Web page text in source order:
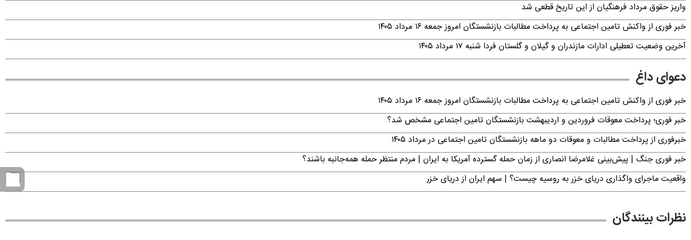
واریز حقوق مرداد فرهنگیان از این تاریخ قطعی شد
خبر فوری از واکنش تامین اجتماعی به پرداخت مطالبات بازنشستگان امروز جمعه ۱۶ مرداد ۱۴۰۵
آخرین وضعیت تعطیلی ادارات مازندران و گیلان و گلستان فردا شنبه ۱۷ مرداد ۱۴۰۵
دعوای داغ
خبر فوری از واکنش تامین اجتماعی به پرداخت مطالبات بازنشستگان امروز جمعه ۱۶ مرداد ۱۴۰۵
خبر فوری؛ پرداخت معوقات فروردین و اردیبهشت بازنشستگان تامین اجتماعی مشخص شد؟
خبرفوری از پرداخت مطالبات و معوقات دو ماهه بازنشستگان تامین اجتماعی در مرداد ۱۴۰۵
خبر فوری جنگ | پیش‌بینی غلامرضا انصاری از زمان حمله گسترده آمریکا به ایران | مردم منتظر حمله همه‌جانبه باشند؟
واقعیت ماجرای واگذاری دریای خزر به روسیه چیست؟ | سهم ایران از دریای خزر
نظرات بینندگان